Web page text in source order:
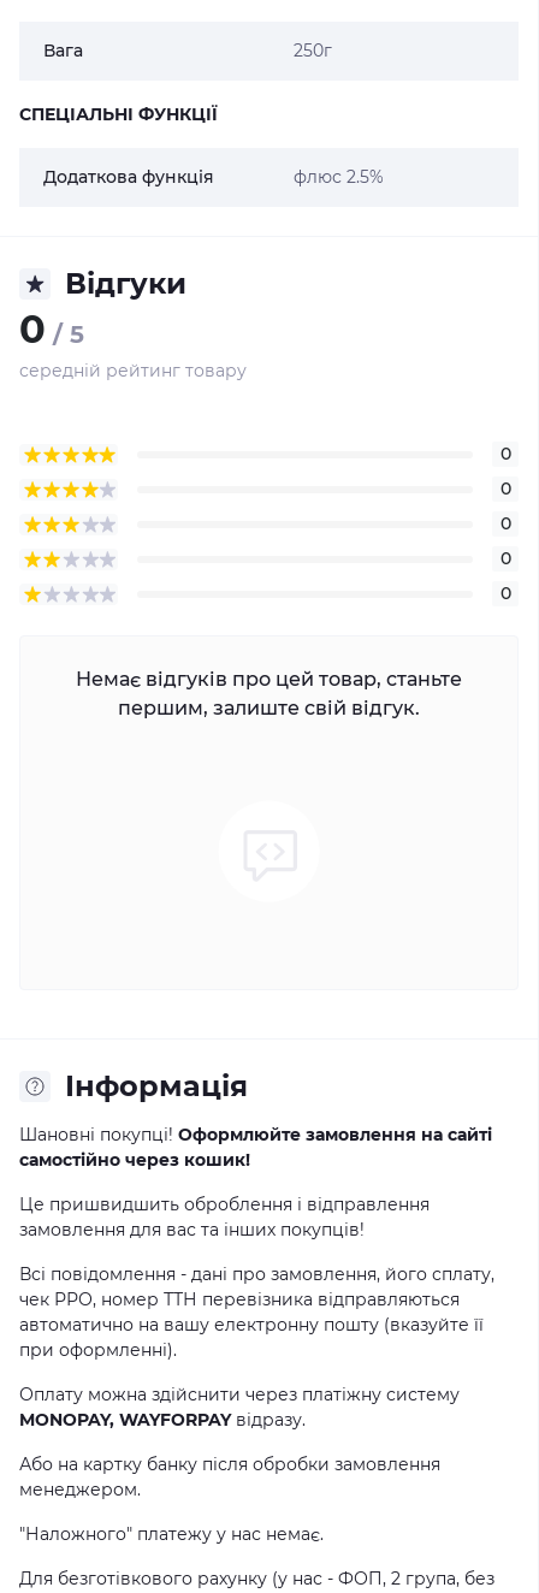
Вага 250г
СПЕЦІАЛЬНІ ФУНКЦІЇ
Додаткова функція флюс 2.5%
Відгуки
0 / 5
середній рейтинг товару
0
0
0
0
0
Немає відгуків про цей товар, станьте
першим, залиште свій відгук.
Інформація
Шановні покупці! Оформлюйте замовлення на сайті
самостійно через кошик!
Це пришвидшить оброблення і відправлення
замовлення для вас та інших покупців!
Всі повідомлення - дані про замовлення, його сплату,
чек РРО, номер ТТН перевізника відправляються
автоматично на вашу електронну пошту (вказуйте її
при оформленні).
Оплату можна здійснити через платіжну систему
MONOPAY, WAYFORPAYвідразу.
Або на картку банку після обробки замовлення
менеджером.
"Наложного" платежу у нас немає.
Для безготівкового рахунку (у нас - ФОП, 2 група, без